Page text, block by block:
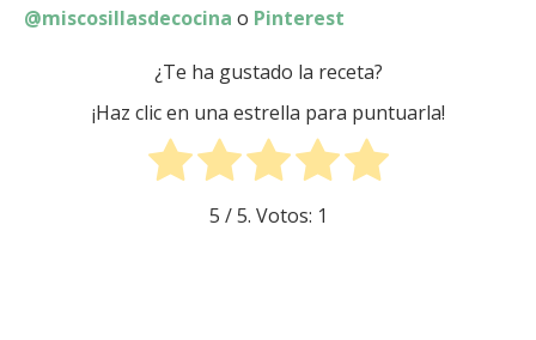
@miscosillasdecocina o Pinterest
¿Te ha gustado la receta?
¡Haz clic en una estrella para puntuarla!
5 / 5. Votos: 1